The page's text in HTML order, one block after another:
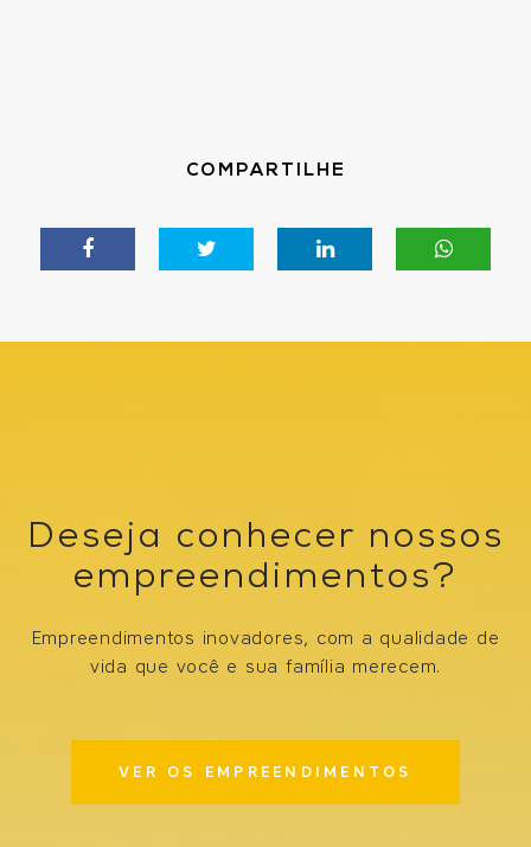
COMPARTILHE
Deseja conhecer nossos
empreendimentos?
Empreendimentos inovadores, com a qualidade de
vida que você e sua família merecem.
VER OS EMPREENDIMENTOS